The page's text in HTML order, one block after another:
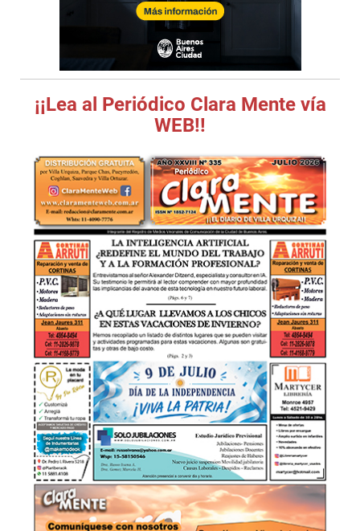
¡¡Lea al Periódico Clara Mente vía
WEB!!